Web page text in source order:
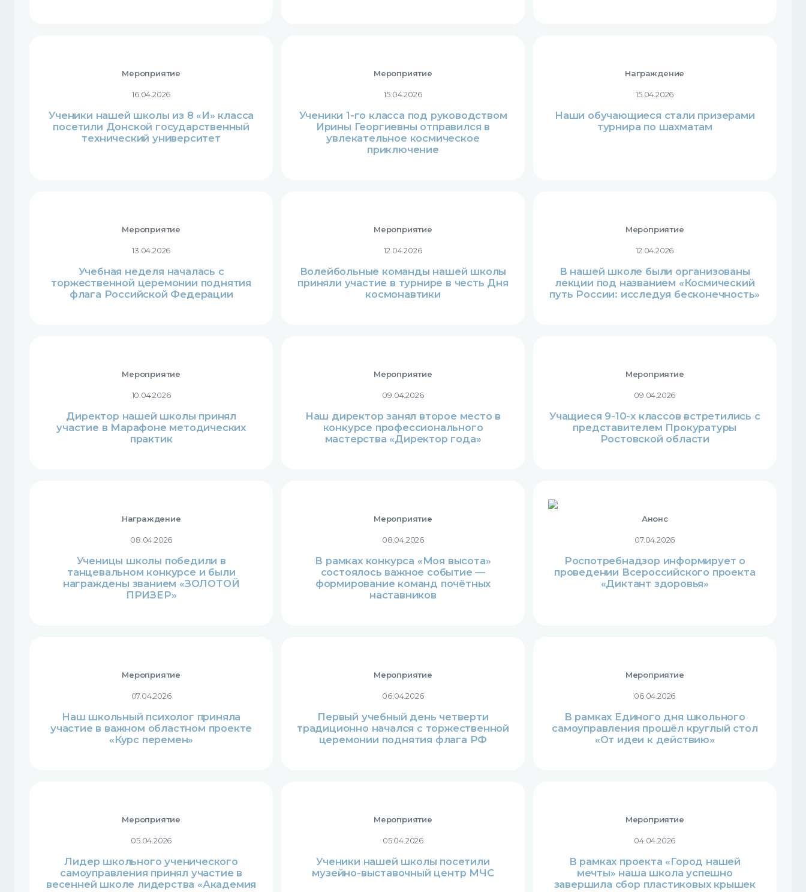
Мероприятие
16.04.2026
Ученики нашей школы из 8 «И» класса
посетили Донской государственный
технический университет
Мероприятие
15.04.2026
Ученики 1-го класса под руководством
Ирины Георгиевны отправился в
увлекательное космическое
приключение
Награждение
15.04.2026
Наши обучающиеся стали призерами
турнира по шахматам
Мероприятие
13.04.2026
Учебная неделя началась с
торжественной церемонии поднятия
флага Российской Федерации
Мероприятие
12.04.2026
Волейбольные команды нашей школы
приняли участие в турнире в честь Дня
космонавтики
Мероприятие
12.04.2026
В нашей школе были организованы
лекции под названием «Космический
путь России: исследуя бесконечность»
Мероприятие
10.04.2026
Директор нашей школы принял
участие в Марафоне методических
практик
Мероприятие
09.04.2026
Наш директор занял второе место в
конкурсе профессионального
мастерства «Директор года»
Мероприятие
09.04.2026
Учащиеся 9-10-х классов встретились с
представителем Прокуратуры
Ростовской области
Награждение
08.04.2026
Ученицы школы победили в
танцевальном конкурсе и были
награждены званием «ЗОЛОТОЙ
ПРИЗЕР»
Мероприятие
08.04.2026
В рамках конкурса «Моя высота»
состоялось важное событие —
формирование команд почётных
наставников
Анонс
07.04.2026
Роспотребнадзор информирует о
проведении Всероссийского проекта
«Диктант здоровья»
Мероприятие
07.04.2026
Наш школьный психолог приняла
участие в важном областном проекте
«Курс перемен»
Мероприятие
06.04.2026
Первый учебный день четверти
традиционно начался с торжественной
церемонии поднятия флага РФ
Мероприятие
06.04.2026
В рамках Единого дня школьного
самоуправления прошёл круглый стол
«От идеи к действию»
Мероприятие
05.04.2026
Лидер школьного ученического
самоуправления принял участие в
весенней школе лидерства «Академия
Мероприятие
05.04.2026
Ученики нашей школы посетили
музейно-выставочный центр МЧС
Мероприятие
04.04.2026
В рамках проекта «Город нашей
мечты» наша школа успешно
завершила сбор пластиковых крышек